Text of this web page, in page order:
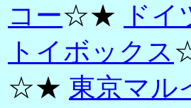
コー☆★ ド
トイボックス
☆★ 東京マル